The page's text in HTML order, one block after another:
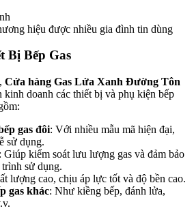
hiệu được nhiều gia đình tin dùng
Bị Bếp Gas
Cửa hàng Gas Lửa Xanh Đường Tôn
kinh doanh các thiết bị và phụ kiện bếp
gas đôi: Với nhiều mẫu mã hiện đại,
sử dụng.
: Giúp kiểm soát lưu lượng gas và đảm bảo
sử dụng.
lượng cao, chịu áp lực tốt và độ bền cao.
gas khác: Như kiềng bếp, đánh lửa,